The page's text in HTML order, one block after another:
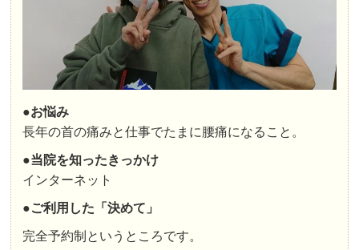
●お悩み
長年の首の痛みと仕事でたまに腰痛になること。
●当院を知ったきっかけ
インターネット
●ご利用した「決めて」
完全予約制というところです。